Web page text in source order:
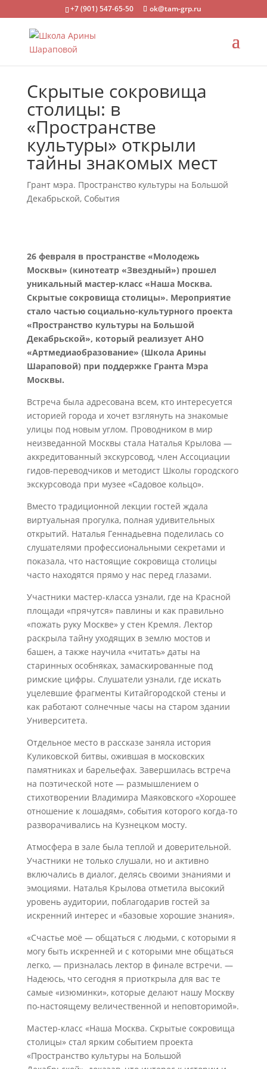
+7 (901) 547-65-50 ok@tam-grp.ru
Скрытые сокровища
столицы: в
«Пространстве
культуры» открыли
тайны знакомых мест
Грант мэра. Пространство культуры на Большой
Декабрьской, События
26 февраля в пространстве «Молодежь
Москвы» (кинотеатр «Звездный») прошел
уникальный мастер-класс «Наша Москва.
Скрытые сокровища столицы». Мероприятие
стало частью социально-культурного проекта
«Пространство культуры на Большой
Декабрьской», который реализует АНО
«Артмедиаобразование» (Школа Арины
Шараповой) при поддержке Гранта Мэра
Москвы.
Встреча была адресована всем, кто интересуется
историей города и хочет взглянуть на знакомые
улицы под новым углом. Проводником в мир
неизведанной Москвы стала Наталья Крылова —
аккредитованный экскурсовод, член Ассоциации
гидов-переводчиков и методист Школы городского
экскурсовода при музее «Садовое кольцо».
Вместо традиционной лекции гостей ждала
виртуальная прогулка, полная удивительных
открытий. Наталья Геннадьевна поделилась со
слушателями профессиональными секретами и
показала, что настоящие сокровища столицы
часто находятся прямо у нас перед глазами.
Участники мастер-класса узнали, где на Красной
площади «прячутся» павлины и как правильно
«пожать руку Москве» у стен Кремля. Лектор
раскрыла тайну уходящих в землю мостов и
башен, а также научила «читать» даты на
старинных особняках, замаскированные под
римские цифры. Слушатели узнали, где искать
уцелевшие фрагменты Китайгородской стены и
как работают солнечные часы на старом здании
Университета.
Отдельное место в рассказе заняла история
Куликовской битвы, ожившая в московских
памятниках и барельефах. Завершилась встреча
на поэтической ноте — размышлением о
стихотворении Владимира Маяковского «Хорошее
отношение к лошадям», события которого когда-то
разворачивались на Кузнецком мосту.
Атмосфера в зале была теплой и доверительной.
Участники не только слушали, но и активно
включались в диалог, делясь своими знаниями и
эмоциями. Наталья Крылова отметила высокий
уровень аудитории, поблагодарив гостей за
искренний интерес и «базовые хорошие знания».
«Счастье моё — общаться с людьми, с которыми я
могу быть искренней и с которыми мне общаться
легко, — призналась лектор в финале встречи. —
Надеюсь, что сегодня я приоткрыла для вас те
самые «изюминки», которые делают нашу Москву
по-настоящему величественной и неповторимой».
Мастер-класс «Наша Москва. Скрытые сокровища
столицы» стал ярким событием проекта
«Пространство культуры на Большой